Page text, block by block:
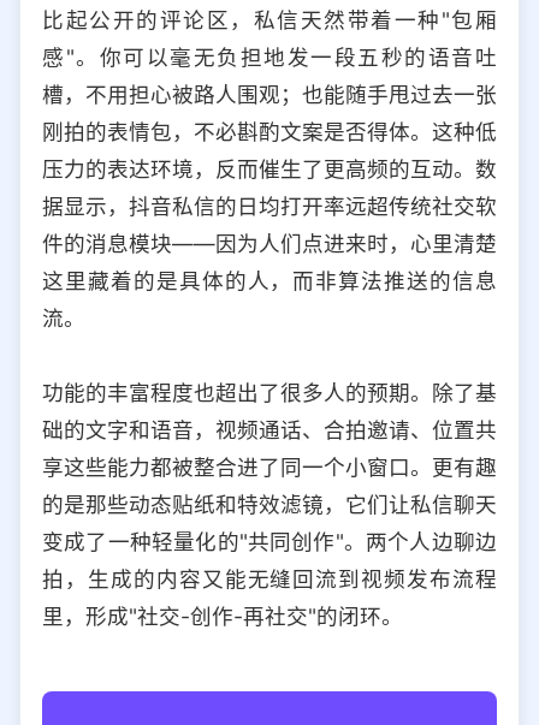
比起公开的评论区，私信天然带着一种"包厢
感"。你可以毫无负担地发一段五秒的语音吐
槽，不用担心被路人围观；也能随手甩过去一张
刚拍的表情包，不必斟酌文案是否得体。这种低
压力的表达环境，反而催生了更高频的互动。数
据显示，抖音私信的日均打开率远超传统社交软
件的消息模块——因为人们点进来时，心里清楚
这里藏着的是具体的人，而非算法推送的信息
流。
功能的丰富程度也超出了很多人的预期。除了基
础的文字和语音，视频通话、合拍邀请、位置共
享这些能力都被整合进了同一个小窗口。更有趣
的是那些动态贴纸和特效滤镜，它们让私信聊天
变成了一种轻量化的"共同创作"。两个人边聊边
拍，生成的内容又能无缝回流到视频发布流程
里，形成"社交-创作-再社交"的闭环。